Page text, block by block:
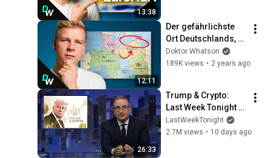
13:38
12:11
Der gefährlichste
Ort Deutschlands,
den (fast) niemand
kennt
Doktor Whatson
189K views • 2 years ago
26:33
Trump & Crypto:
Last Week Tonight
with John Oliver
(HBO)
LastWeekTonight
2.7M views • 10 days ago